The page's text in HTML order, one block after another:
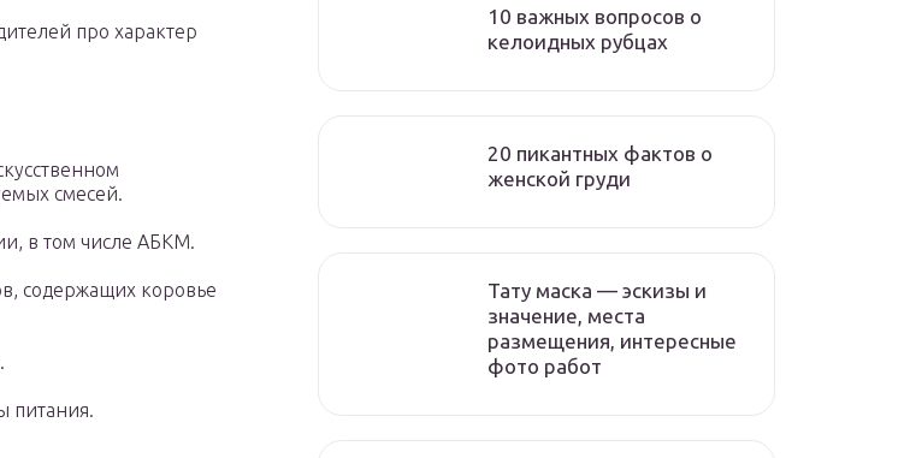
про характер
смесей.
в том числе АБКМ.
содержащих коровье
питания.
10 важных вопросов о
келоидных рубцах
20 пикантных фактов о
женской груди
Тату маска — эскизы и
значение, места
размещения, интересные
фото работ